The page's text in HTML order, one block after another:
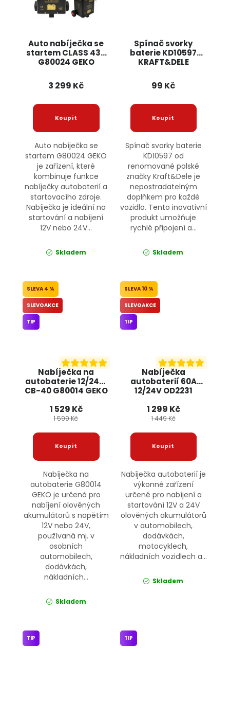
Auto nabíječka se
startem CLASS 430
G80024 GEKO
3 299 Kč
Auto nabíječka se
startem G80024 GEKO
je zařízení, které
kombinuje funkce
nabíječky autobaterií a
startovacího zdroje.
Nabíječka je ideální na
startování a nabíjení
12V nebo 24V...
Skladem
Spínač svorky
baterie KD10597
KRAFT&DELE
99 Kč
Spínač svorky baterie
KD10597 od
renomované polské
značky Kraft&Dele je
nepostradatelným
doplňkem pro každé
vozidlo. Tento inovativní
produkt umožňuje
rychlé připojení a...
Skladem
Nabíječka na
autobaterie 12/24V,
CB-40 G80014 GEKO
4 %
SLEVOAKCE
TIP
1 529 Kč
1 599 Kč
Nabíječka na
autobaterie G80014
GEKO je určená pro
nabíjení olověných
akumulátorů s napětím
12V nebo 24V,
používaná mj. v
osobních
automobilech,
dodávkách,
nákladních...
Skladem
Nabíječka
autobaterií 60A
12/24V OD2231
10 %
SLEVOAKCE
TIP
1 299 Kč
1 449 Kč
Nabíječka autobaterií je
výkonné zařízení
určené pro nabíjení a
startování 12V a 24V
olověných akumulátorů
v automobilech,
dodávkách,
motocyklech,
nákladních vozidlech a...
Skladem
TIP TIP